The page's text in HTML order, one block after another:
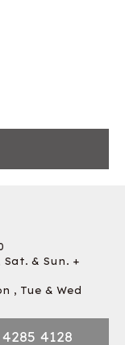
Sat. & Sun. +
, Tue & Wed
4128